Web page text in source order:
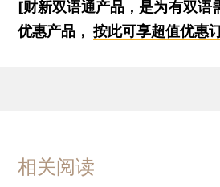
[财新双语通产品，是为有双语
优惠产品，按此可享超值优惠
相关阅读